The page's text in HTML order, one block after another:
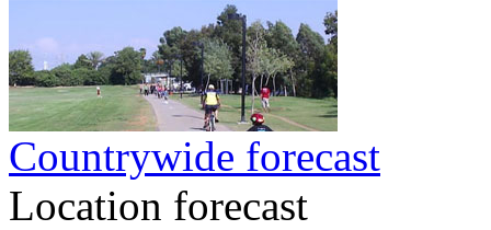
Countrywide forecast
Location forecast